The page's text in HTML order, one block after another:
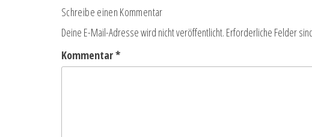
Schreibe einen Kommentar
Deine E-Mail-Adresse wird nicht veröffentlicht. Erforderliche Felder
Kommentar*